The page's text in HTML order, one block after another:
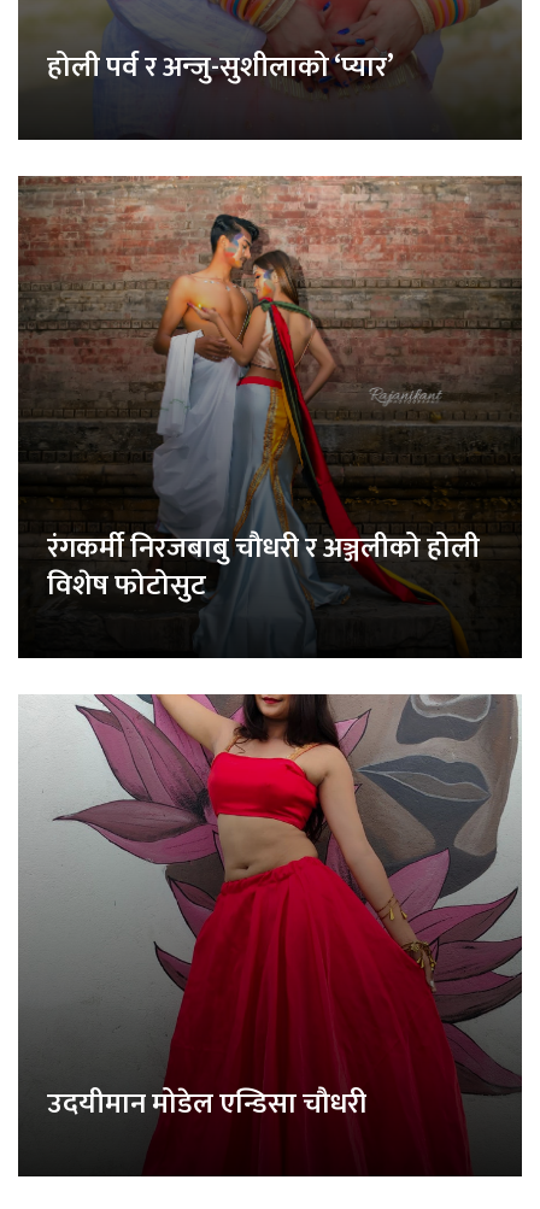
होली पर्व र अन्जु-सुशीलाको ‘प्यार’
रंगकर्मी निरजबाबु चौधरी र अञ्जलीको होली
विशेष फोटोसुट
उदयीमान मोडेल एन्डिसा चौधरी